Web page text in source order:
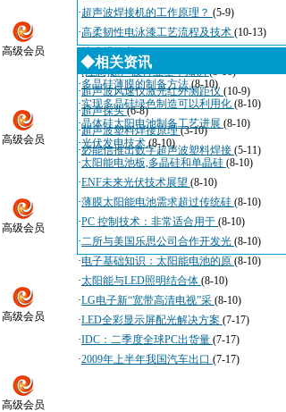
高级会员
高级会员
高级会员
高级会员
高级会员
·超声波焊接机的工作原理？ (5-9)
·高柔韧性电泳漆工艺流程及技术 (10-13)
技术规格书
(4-3)
·[注意]超声波行业基本知识(5-16)
·超声波风速仪激光红外测距仪 (10-9)
·超声探头(6-8)
·超声波塑料焊接原理(3-10)
·必能信推出数字超声波塑料焊接 (5-11)
◆相关资讯
·多晶硅薄膜的制备方法(8-10)
·实现多晶硅绿色制造可以利用化 (8-10)
·晶体硅太阳电池制备工艺进展 (8-10)
·光伏发电技术(8-10)
·太阳能电池板,多晶硅和单晶硅 (8-10)
·ENF未来光伏技术展望 (8-10)
·薄膜太阳能电池需求超过传统硅 (8-10)
·PC 控制技术：非常适合用于 (8-10)
·二所与美国乐思公司合作开发光 (8-10)
·电子基础知识：太阳能电池的原 (8-10)
·太阳能与LED照明结合体 (8-10)
·LG电子新“宽带高清电视”采 (8-10)
·LED全彩显示屏配光解决方案 (7-17)
·IDC：二季度全球PC出货量 (7-17)
·2009年上半年我国汽车出口 (7-17)